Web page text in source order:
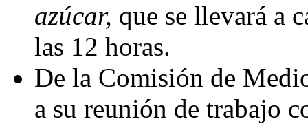
azúcar, que se llevará a
las 12 horas.
De la Comisión de
a su reunión de trabajo